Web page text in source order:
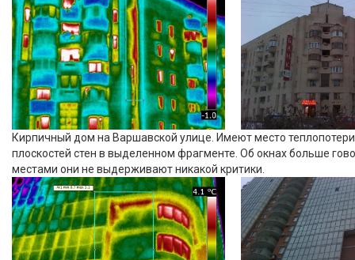
Кирпичный дом на Варшавской улице. Имеют место
плоскостей стен в выделенном фрагменте. Об окнах больше
местами они не выдерживают никакой критики.